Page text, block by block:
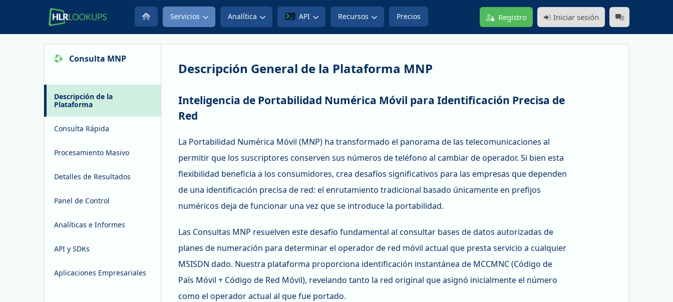
Servicios Analítica API Recursos Precios Registro Iniciar sesión
Consulta MNP
Descripción de la
Plataforma
Consulta Rápida
Procesamiento Masivo
Detalles de Resultados
Panel de Control
Analíticas e Informes
API y SDKs
Aplicaciones Empresariales
Descripción General de la Plataforma MNP
Inteligencia de Portabilidad Numérica Móvil para Identificación Precisa de
Red
La Portabilidad Numérica Móvil (MNP) ha transformado el panorama de las telecomunicaciones al
permitir que los suscriptores conserven sus números de teléfono al cambiar de operador. Si bien esta
flexibilidad beneficia a los consumidores, crea desafíos significativos para las empresas que dependen
de una identificación precisa de red: el enrutamiento tradicional basado únicamente en prefijos
numéricos deja de funcionar una vez que se introduce la portabilidad.
Las Consultas MNP resuelven este desafío fundamental al consultar bases de datos autorizadas de
planes de numeración para determinar el operador de red móvil actual que presta servicio a cualquier
MSISDN dado. Nuestra plataforma proporciona identificación instantánea de MCCMNC (Código de
País Móvil + Código de Red Móvil), revelando tanto la red original que asignó inicialmente el número
como el operador actual al que fue portado.